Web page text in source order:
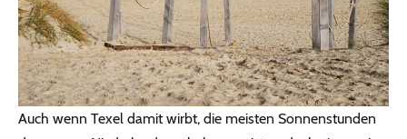
Auch wenn Texel damit wirbt, die meisten Sonnenstunden